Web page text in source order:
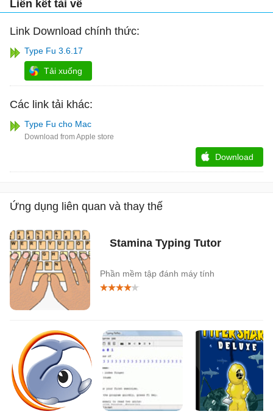
Liên kết tải về
Link Download chính thức:
Type Fu 3.6.17
Tải xuống
Các link tải khác:
Type Fu cho Mac
Download
Ứng dụng liên quan và thay thế
Stamina Typing Tutor
Phần mềm tập đánh máy tính